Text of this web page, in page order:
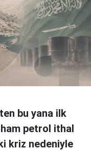
bu yana ilk
petrol ithal
kriz nedeniyle